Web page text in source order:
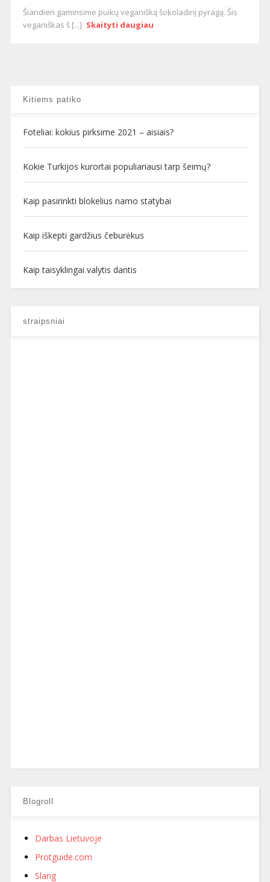
Šiandien gaminsime puikų veganišką šokoladinį pyragą. Šis
veganiškas š [...] Skaityti daugiau
Kitiems patiko
Foteliai: kokius pirksime 2021 – aisiais?
Kokie Turkijos kurortai populiariausi tarp šeimų?
Kaip pasirinkti blokelius namo statybai
Kaip iškepti gardžius čeburėkus
Kaip taisyklingai valytis dantis
straipsniai
Blogroll
Darbas Lietuvoje
Protguide.com
Slang